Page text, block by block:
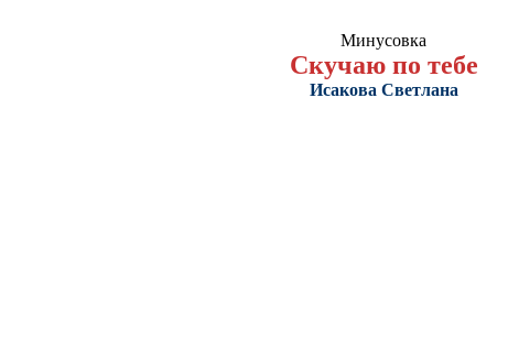
Минусовка
Скучаю по тебе
Исакова Светлана